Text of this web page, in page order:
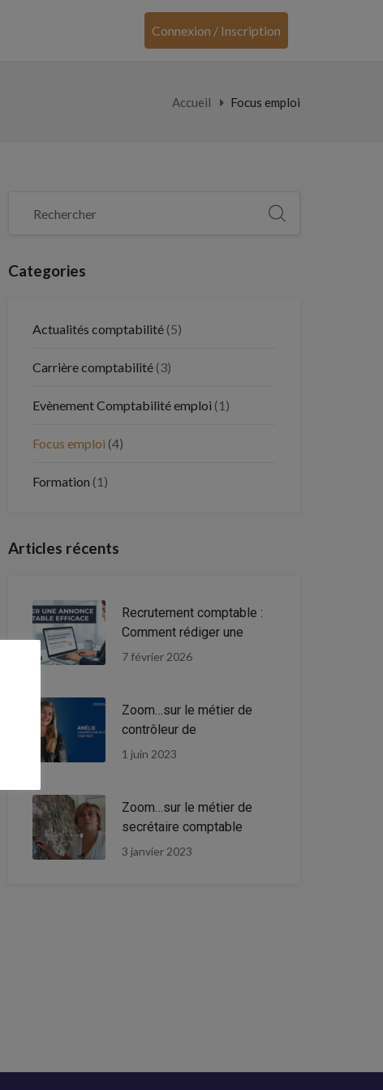
Connexion / Inscription
Accueil Focus emploi
Categories
Actualités comptabilité (5)
Carrière comptabilité (3)
Evènement Comptabilité emploi (1)
Focus emploi (4)
Formation (1)
Articles récents
Recrutement comptable :
Comment rédiger une
7 février 2026
Zoom…sur le métier de
contrôleur de
1 juin 2023
Zoom…sur le métier de
secrétaire comptable
3 janvier 2023